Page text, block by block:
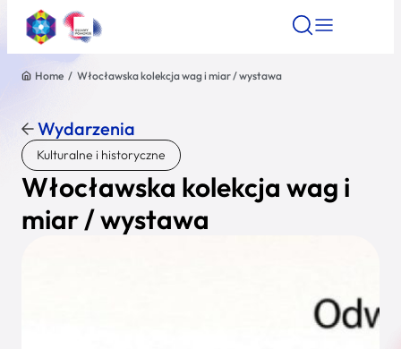
Znajdź atrakcję
Nazwa atrakcji
Miasto
Home / Włocławska kolekcja wag i miar / wystawa
Wydarzenia
Kulturalne i historyczne
Włocławska kolekcja wag i
miar / wystawa